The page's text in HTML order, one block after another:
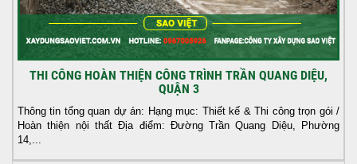
THI CÔNG HOÀN THIỆN CÔNG TRÌNH TRẦN QUANG DIỆU,
QUẬN 3
Thông tin tổng quan dự án: Hạng mục: Thiết kế & Thi công trọn gói /
Hoàn thiện nội thất Địa điểm: Đường Trần Quang Diệu, Phường
14,...